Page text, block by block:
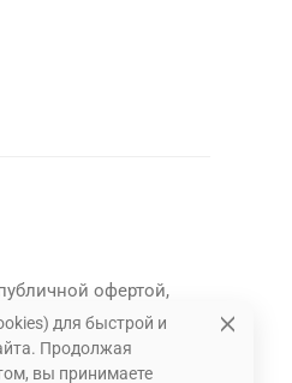
офертой,
может быть
для быстрой и
Продолжая
вы принимаете